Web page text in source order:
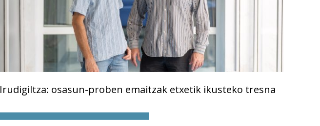
Irudigiltza: osasun-proben emaitzak etxetik ikusteko tresna